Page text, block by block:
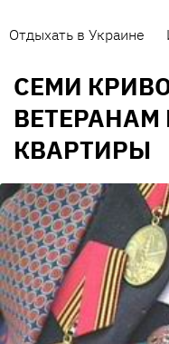
Отдыхать в Украине
СЕМИ
КВАРТИРЫ